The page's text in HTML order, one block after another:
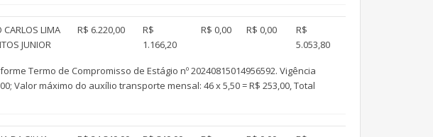
CARLOS LIMA
JUNIOR
R$ 6.220,00
R$
1.166,20
R$ 0,00 R$ 0,00
R$
5.053,80
Termo de Compromisso de Estágio nº 20240815014956592. Vigência
Valor máximo do auxílio transporte mensal: 46 x 5,50 = R$ 253,00, Total